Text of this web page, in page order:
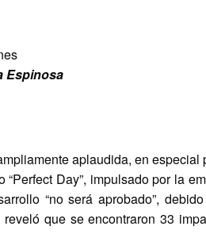
Espinosa
aplaudida, en
“Perfect Day”, impulsado por la
“no será aprobado”,
reveló que se encontraron 33